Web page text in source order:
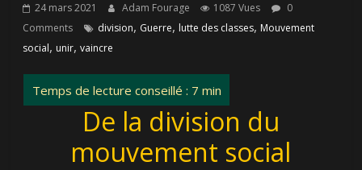
24 mars 2021 Adam Fourage 1087 Vues
0
Comments
division, Guerre, lutte des classes, Mouvement
social, unir,vaincre
De la division du
mouvement social